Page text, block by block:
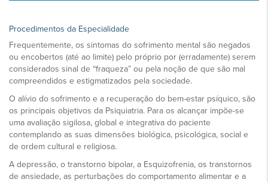
Procedimentos da Especialidade
Frequentemente, os sintomas do sofrimento mental são negados
ou encobertos (até ao limite) pelo próprio por (erradamente) serem
considerados sinal de “fraqueza” ou pela noção de que são mal
compreendidos e estigmatizados pela sociedade.
O alívio do sofrimento e a recuperação do bem-estar psíquico, são
os principais objetivos da Psiquiatria. Para os alcançar impõe-se
uma avaliação sigilosa, global e integrativa do paciente
contemplando as suas dimensões biológica, psicológica, social e
de ordem cultural e religiosa.
A depressão, o transtorno bipolar, a Esquizofrenia, os transtornos
de ansiedade, as perturbações do comportamento alimentar e a